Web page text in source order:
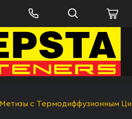
Метизы с Термодиффузионным